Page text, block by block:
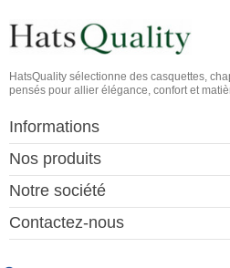
HatsQuality sélectionne des casquettes,
pensés pour allier élégance, confort et
Informations
Nos produits
Notre société
Contactez-nous